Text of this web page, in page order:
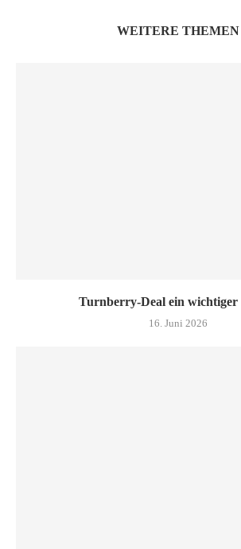
WEITERE THEMEN
Turn­ber­ry-Deal ein wich­ti­ger
16. Juni 2026